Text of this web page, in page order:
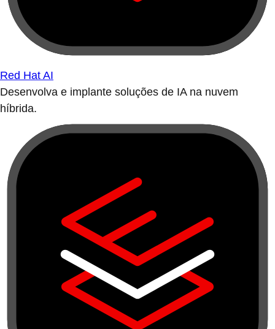
Red Hat AI
Desenvolva e implante soluções de IA na nuvem
híbrida.